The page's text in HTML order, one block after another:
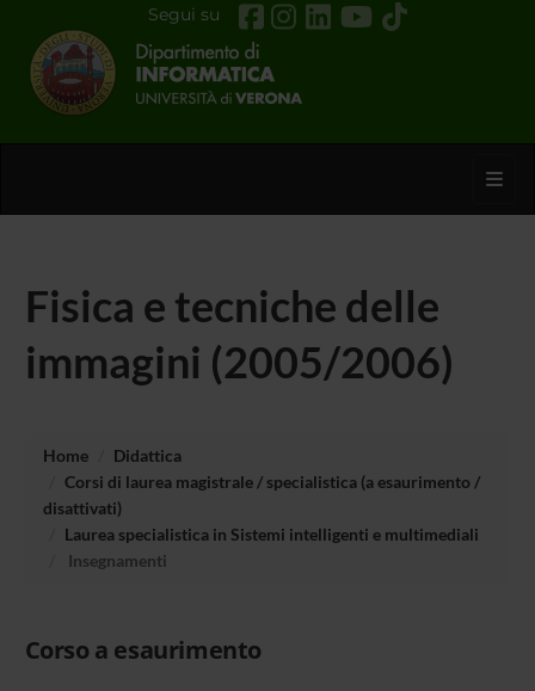
Segui su
Fisica e tecniche delle
immagini (2005/2006)
Home
Didattica
Corsi di laurea magistrale / specialistica (a esaurimento /
disattivati)
Laurea specialistica in Sistemi intelligenti e multimediali
Insegnamenti
Corso a esaurimento